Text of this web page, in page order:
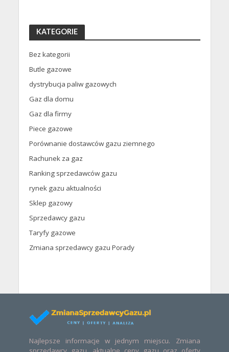
KATEGORIE
Bez kategorii
Butle gazowe
dystrybucja paliw gazowych
Gaz dla domu
Gaz dla firmy
Piece gazowe
Porównanie dostawców gazu ziemnego
Rachunek za gaz
Ranking sprzedawców gazu
rynek gazu aktualności
Sklep gazowy
Sprzedawcy gazu
Taryfy gazowe
Zmiana sprzedawcy gazu Porady
Najlepsze informacje w jednym miejscu. Zmiana